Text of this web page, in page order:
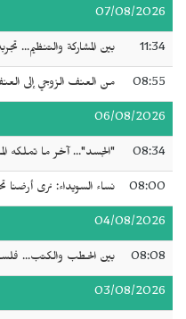
07/08/2026
11:34 بين المشاركة والتنظيم...
08:55 من العنف الزوجي إلى
06/08/2026
08:34 "الجسد"... آخر ما تملكه
08:00 نساء السويداء: نرى أرضنا
04/08/2026
08:08 بين الحطب والكتب...
03/08/2026